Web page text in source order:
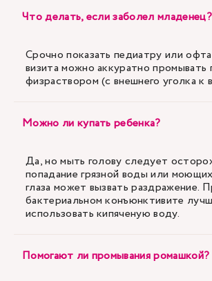
Что делать, если заболел младенец?
Срочно показать педиатру или
визита можно аккуратно промывать
физраствором (с внешнего уголка к
Можно ли купать ребенка?
Да, но мыть голову следует
попадание грязной воды или
глаза может вызвать раздражение.
бактериальном конъюнктивите
использовать кипяченую воду.
Помогают ли промывания ромашкой?